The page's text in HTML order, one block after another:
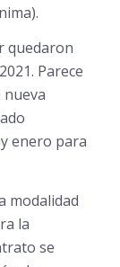
quedaron
Parece
enero para
modalidad
la
se